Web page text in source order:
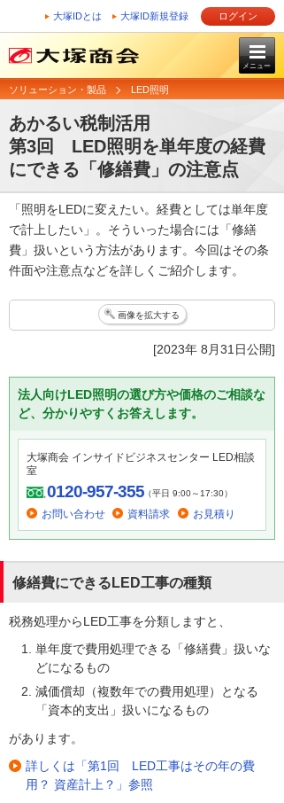
大塚IDとは 大塚ID新規登録 ログイン
メニュー
ソリューション・製品 LED照明
あかるい税制活用
第3回 LED照明を単年度の経費
にできる「修繕費」の注意点
「照明をLEDに変えたい。経費としては単年度
で計上したい」。そういった場合には「修繕
費」扱いという方法があります。今回はその条
件面や注意点などを詳しくご紹介します。
画像を拡大する
[2023年 8月31日公開]
法人向けLED照明の選び方や価格のご相談な
ど、分かりやすくお答えします。
大塚商会 インサイドビジネスセンター LED相談
室
0120-957-355（平日 9:00～17:30）
お問い合わせ 資料請求 お見積り
修繕費にできるLED工事の種類
税務処理からLED工事を分類しますと、
単年度で費用処理できる「修繕費」扱いな
どになるもの
減価償却（複数年での費用処理）となる
「資本的支出」扱いになるもの
があります。
詳しくは「第1回 LED工事はその年の費
用？ 資産計上？」参照